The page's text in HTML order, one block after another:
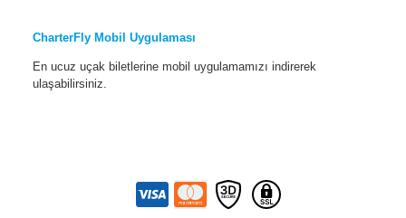
CharterFly Mobil Uygulaması
En ucuz uçak biletlerine mobil uygulamamızı indirerek
ulaşabilirsiniz.